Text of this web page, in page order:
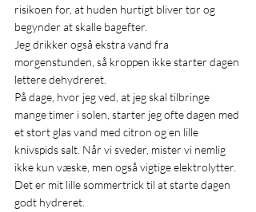
risikoen for, at huden hurtigt bliver tør og
begynder at skalle bagefter.
Jeg drikker også ekstra vand fra
morgenstunden, så kroppen ikke starter dagen
lettere dehydreret.
På dage, hvor jeg ved, at jeg skal tilbringe
mange timer i solen, starter jeg ofte dagen med
et stort glas vand med citron og en lille
knivspids salt. Når vi sveder, mister vi nemlig
ikke kun væske, men også vigtige elektrolytter.
Det er mit lille sommertrick til at starte dagen
godt hydreret.